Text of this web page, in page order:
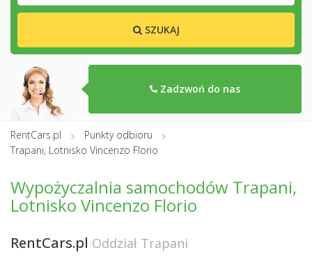
SZUKAJ
Zadzwoń do nas
RentCars.pl
Punkty odbioru
Trapani, Lotnisko Vincenzo Florio
Wypożyczalnia samochodów Trapani,
Lotnisko Vincenzo Florio
RentCars.pl Oddział Trapani